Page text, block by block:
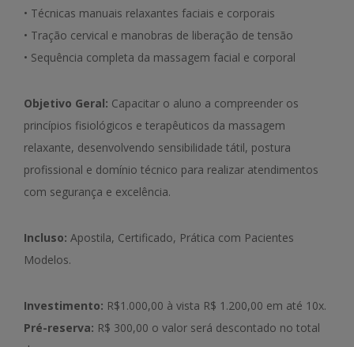
• Técnicas manuais relaxantes faciais e corporais
• Tração cervical e manobras de liberação de tensão
• Sequência completa da massagem facial e corporal
Objetivo Geral: Capacitar o aluno a compreender os
princípios fisiológicos e terapêuticos da massagem
relaxante, desenvolvendo sensibilidade tátil, postura
profissional e domínio técnico para realizar atendimentos
com segurança e excelência.
Incluso: Apostila, Certificado, Prática com Pacientes
Modelos.
Investimento: R$1.000,00 à vista R$ 1.200,00 em até 10x.
Pré-reserva: R$ 300,00 o valor será descontado no total